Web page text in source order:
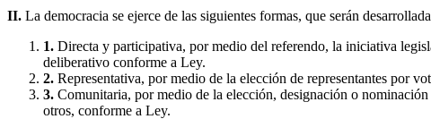
II. La democracia se ejerce de las siguientes formas, que serán
1. Directa y participativa, por medio del referendo, la iniciativa
deliberativo conforme a Ley.
2. Representativa, por medio de la elección de representantes por
3. Comunitaria, por medio de la elección, designación o
otros, conforme a Ley.